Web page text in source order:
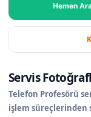
Hemen
Servis
Telefon Profesörü
işlem süreçlerinden